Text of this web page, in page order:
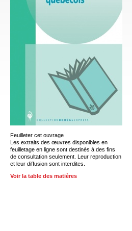
Feuilleter cet ouvrage
Les extraits des œuvres disponibles en
feuilletage en ligne sont destinés à des fins
de consultation seulement. Leur reproduction
et leur diffusion sont interdites.
Voir la table des matières